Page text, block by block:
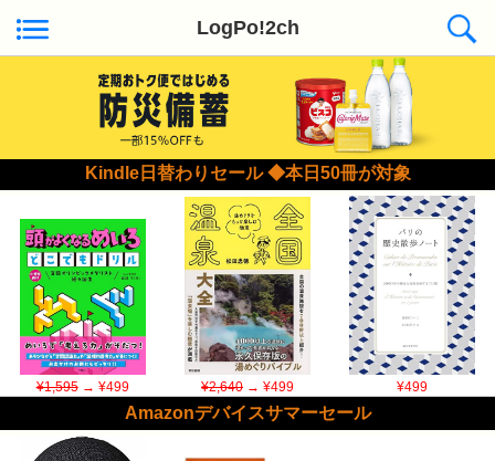
LogPo!2ch
Kindle日替わりセール ◆本日50冊が対象
¥1,595→ ¥499 ¥2,640→ ¥499 ¥499
Amazonデバイスサマーセール